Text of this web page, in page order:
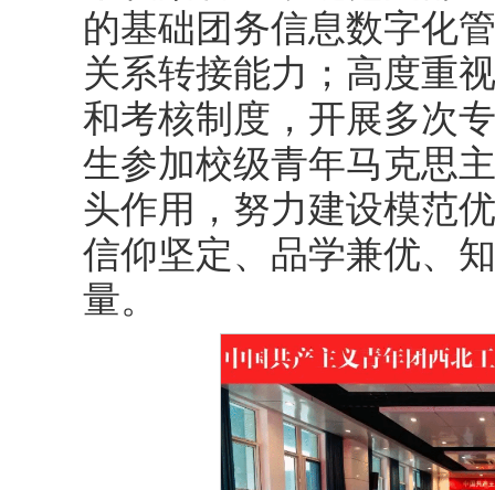
的基础团务信息数字化
关系转接能力；高度重
和考核制度，开展多次
生参加校级青年马克思
头作用，努力建设模范
信仰坚定、品学兼优、
量。